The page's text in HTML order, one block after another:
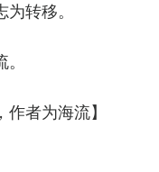
转移。
者为海流】